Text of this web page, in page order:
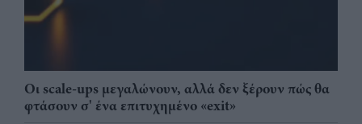
Οι scale-ups μεγαλώνουν, αλλά δεν ξέρουν πώς θα
φτάσουν σ' ένα επιτυχημένο «exit»